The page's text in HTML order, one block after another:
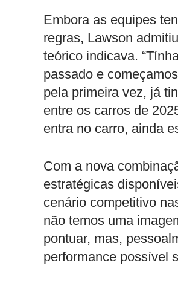
Embora as equipes
regras, Lawson
teórico indicava.
passado e
pela primeira vez, já
entre os carros de
entra no carro, ainda
Com a nova
estratégicas
cenário competitivo
não temos uma
pontuar, mas,
performance possível